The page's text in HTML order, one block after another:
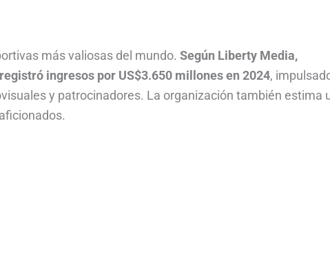
más valiosas del mundo. Según Liberty Media,
ingresos por US$3.650 millones en 2024,
y patrocinadores. La organización también estima